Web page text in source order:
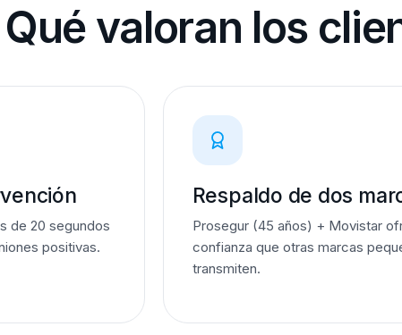
Qué valoran los
de 20 segundos
positivas.
Respaldo de dos
Prosegur (45 años) + Movistar
confianza que otras marcas
transmiten.